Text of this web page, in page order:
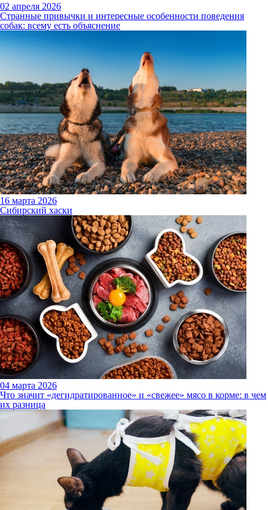
02 апреля 2026
Странные привычки и интересные особенности поведения
собак: всему есть объяснение
16 марта 2026
Сибирский хаски
04 марта 2026
Что значит «дегидратированное» и «свежее» мясо в корме: в чем
их разница